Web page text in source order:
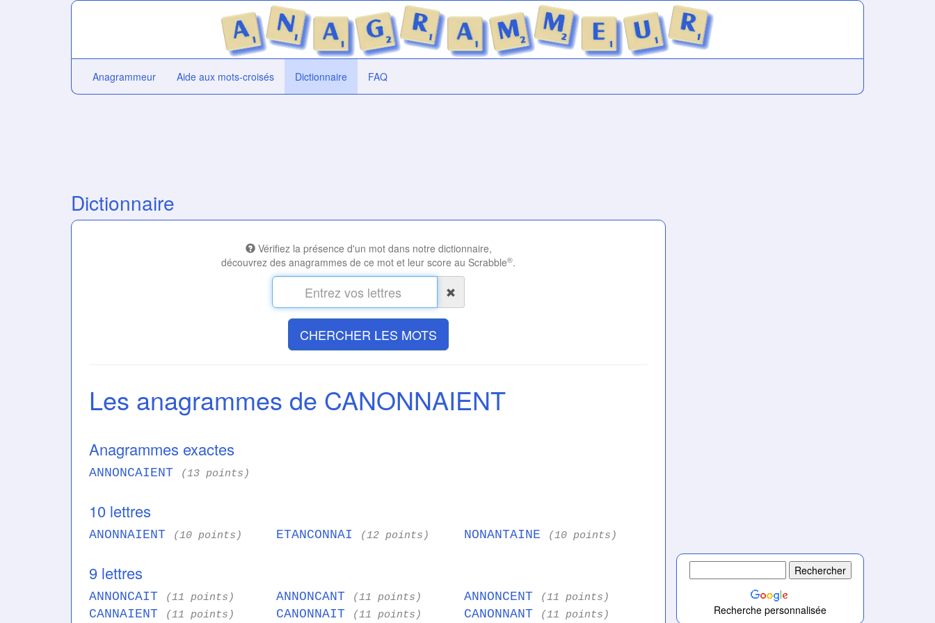
Anagrammeur Aide aux mots-croisés Dictionnaire FAQ
Dictionnaire
Vérifiez la présence d'un mot dans notre dictionnaire,
découvrez des anagrammes de ce mot et leur score au Scrabble®.
CHERCHER LES MOTS
Les anagrammes de CANONNAIENT
Anagrammes exactes
ANNONCAIENT (13 points)
10 lettres
ANONNAIENT (10 points) ETANCONNAI (12 points) NONANTAINE (10 points)
9 lettres
ANNONCAIT (11 points) ANNONCANT (11 points) ANNONCENT (11 points)
CANNAIENT (11 points) CANONNAIT (11 points) CANONNANT (11 points) Recherche personnalisée